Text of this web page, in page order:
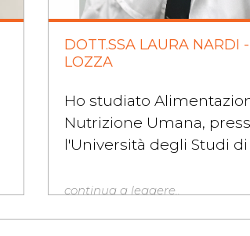
DOTT.SSA LAURA NARDI -
LOZZA
Ho studiato
Nutrizione Umana,
l'Università degli Studi di
continua a leggere..